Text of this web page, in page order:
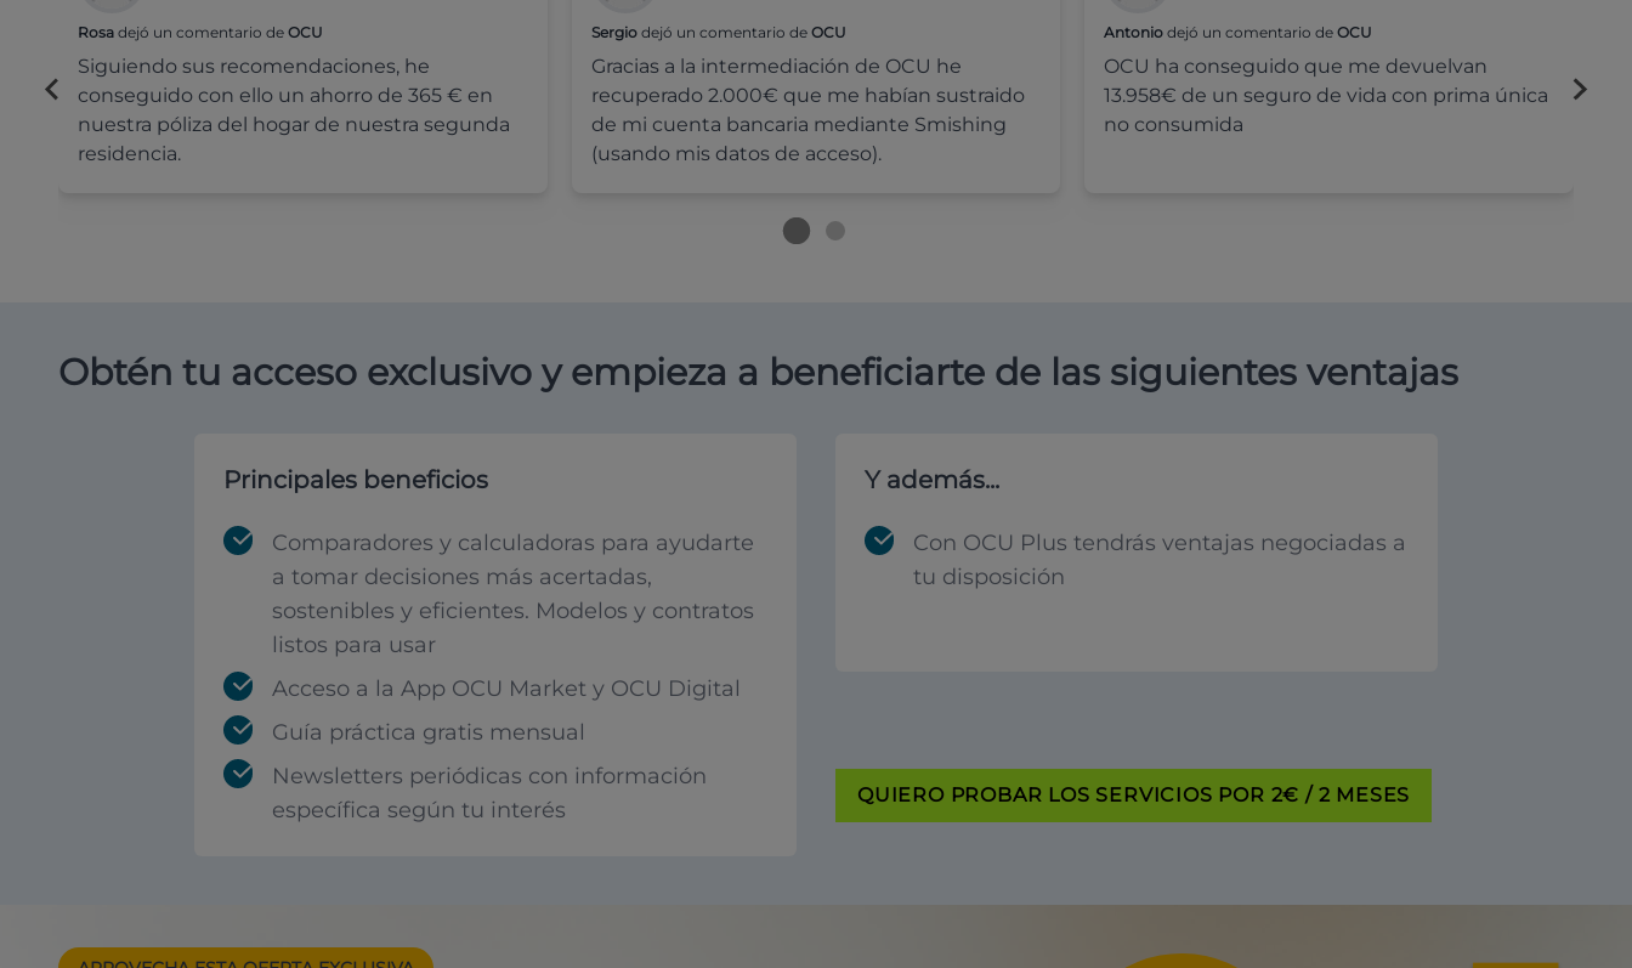
Rosa dejó un comentario de OCU
Siguiendo sus recomendaciones, he
conseguido con ello un ahorro de 365 € en
nuestra póliza del hogar de nuestra segunda
residencia.
Sergiodejó un comentario de OCU
Gracias a la intermediación de OCU he
recuperado 2.000€ que me habían sustraido
de mi cuenta bancaria mediante Smishing
(usando mis datos de acceso).
Antonio dejó un comentario deOCU
OCU ha conseguido que me devuelvan
13.958€ de un seguro de vida con prima única
no consumida
Obtén tu acceso exclusivo y empieza a beneficiarte de las siguientes ventajas
Principales beneficios
Comparadores y calculadoras para ayudarte
a tomar decisiones más acertadas,
sostenibles y eficientes. Modelos y contratos
listos para usar
Acceso a la App OCU Market y OCU Digital
Guía práctica gratis mensual
Newsletters periódicas con información
específica según tu interés
Y además...
Con OCU Plus tendrás ventajas negociadas a
tu disposición
QUIERO PROBAR LOS SERVICIOS POR 2€ / 2 MESES